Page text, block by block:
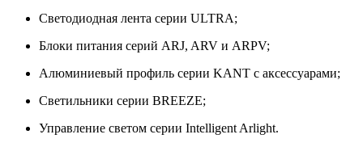
Светодиодная лента серии ULTRA;
Блоки питания серий ARJ, ARV и ARPV;
Алюминиевый профиль серии KANT с аксессуарами;
Светильники серии BREEZE;
Управление светом серии Intelligent Arlight.